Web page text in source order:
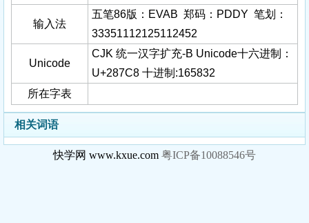
输入法
五笔86版：EVAB 郑码：PDDY 笔划：
33351112125112452
Unicode
CJK 统一汉字扩充-B Unicode十六进制：
U+287C8 十进制:165832
所在字表
相关词语
快学网 www.kxue.com 粤ICP备10088546号